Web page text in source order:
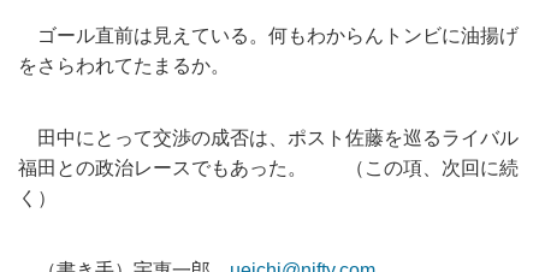
ゴール直前は見えている。 何もわからんトンビに油揚げ
をさらわれてたまるか。
田中にとって交渉の成否は、 ポスト佐藤を巡るライバル
福田との政治レースでもあった。 （この項、次回に続
く）